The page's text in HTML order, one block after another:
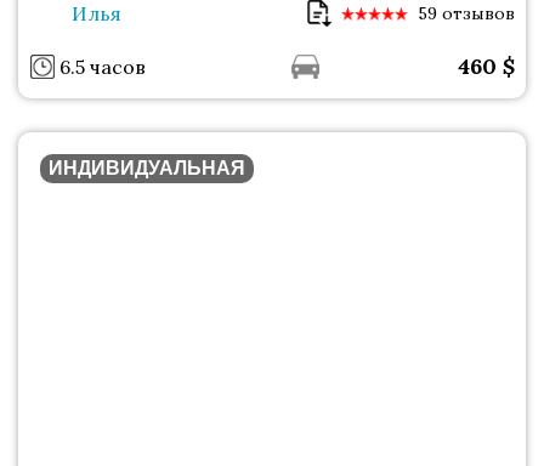
Илья 59 отзывов
6.5 часов 460 $
ИНДИВИДУАЛЬНАЯ